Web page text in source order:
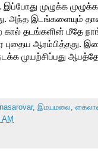
இப்போது முழுக்க
அந்த இடங்களையும்
கால் தடங்களின் மீதே
ஆரம்பித்தது.
முயற்சிப்பது
, இமயமலை,
AM